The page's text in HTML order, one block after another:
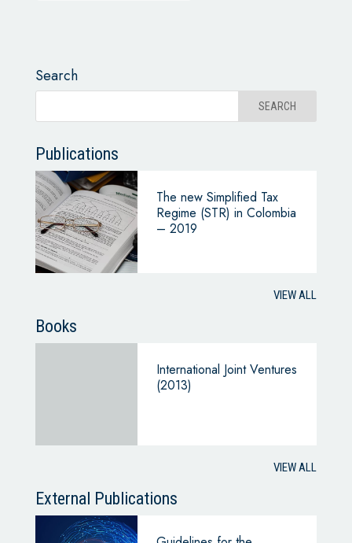
Search
Publications
The new Simplified Tax
Regime (STR) in Colombia
– 2019
VIEW ALL
Books
International Joint Ventures
(2013)
VIEW ALL
External Publications